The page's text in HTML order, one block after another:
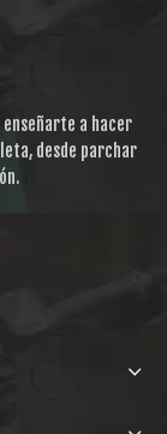
a hacer
desde parchar